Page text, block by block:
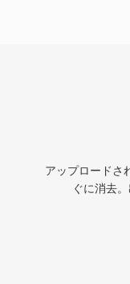
アップロードさ
ぐに消去